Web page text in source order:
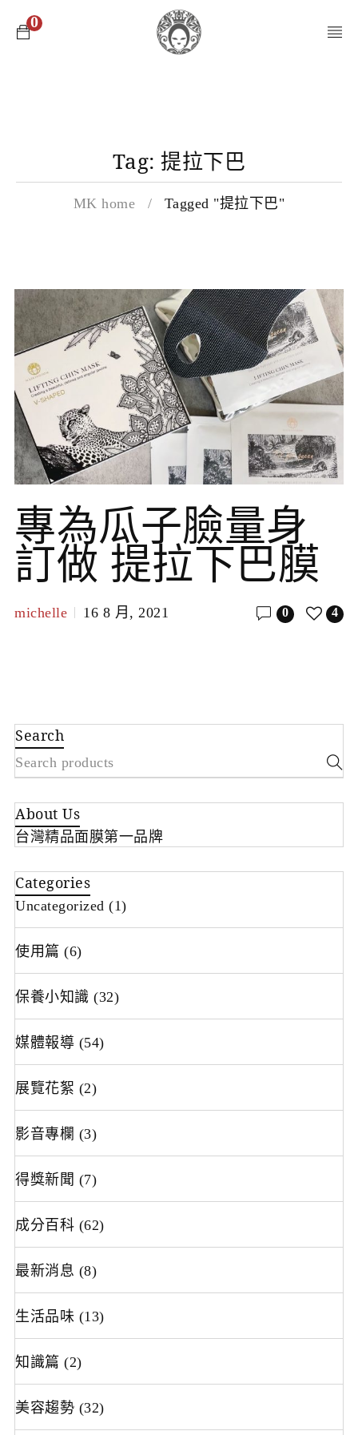
0
Tag: 提拉下巴
MK home / Tagged "提拉下巴"
專為瓜子臉量身
訂做 提拉下巴膜
michelle 16 8 月, 2021 4
0
Search
About Us
台灣精品面膜第一品牌
Categories
Uncategorized (1)
使用篇 (6)
保養小知識 (32)
媒體報導 (54)
展覽花絮 (2)
影音專欄 (3)
得獎新聞 (7)
成分百科 (62)
最新消息 (8)
生活品味 (13)
知識篇 (2)
美容趨勢 (32)